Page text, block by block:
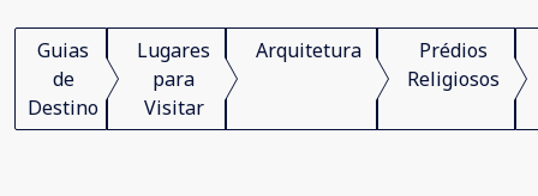
Guias
de
Destino
Lugares
para
Visitar
Arquitetura
Prédios
Religiosos